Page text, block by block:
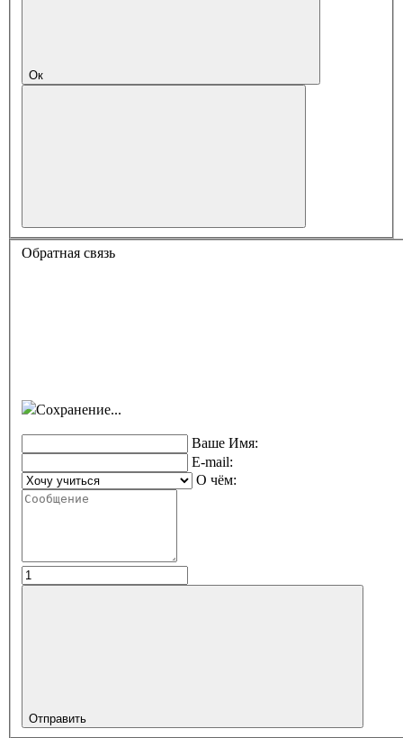
Ок
Обратная связь
Сохранение...
Ваше Имя:
E-mail:
О чём:
Отправить